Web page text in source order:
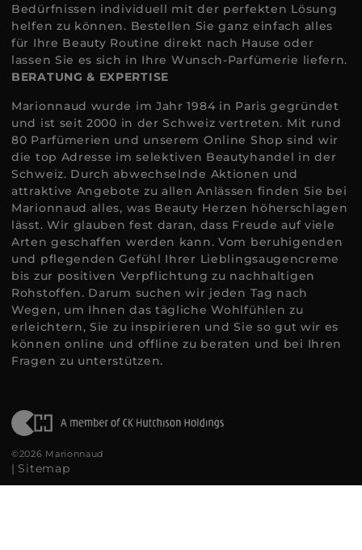
Bedürfnissen individuell mit der perfekten Lösung
helfen zu können. Bestellen Sie ganz einfach alles
für Ihre Beauty Routine direkt nach Hause oder
lassen Sie es sich in Ihre Wunsch-Parfümerie liefern.
BERATUNG & EXPERTISE
Marionnaud wurde im Jahr 1984 in Paris gegründet
und ist seit 2000 in der Schweiz vertreten. Mit rund
80 Parfümerien und unserem Online Shop sind wir
die top Adresse im selektiven Beautyhandel in der
Schweiz. Durch abwechselnde Aktionen und
attraktive Angebote zu allen Anlässen finden Sie bei
Marionnaud alles, was Beauty Herzen höherschlagen
lässt. Wir glauben fest daran, dass Freude auf viele
Arten geschaffen werden kann. Vom beruhigenden
und pflegenden Gefühl Ihrer Lieblingsaugencreme
bis zur positiven Verpflichtung zu nachhaltigen
Rohstoffen. Darum suchen wir jeden Tag nach
Wegen, um Ihnen das tägliche Wohlfühlen zu
erleichtern, Sie zu inspirieren und Sie so gut wir es
können online und offline zu beraten und bei Ihren
Fragen zu unterstützen.
©2026 Marionnaud
| Sitemap